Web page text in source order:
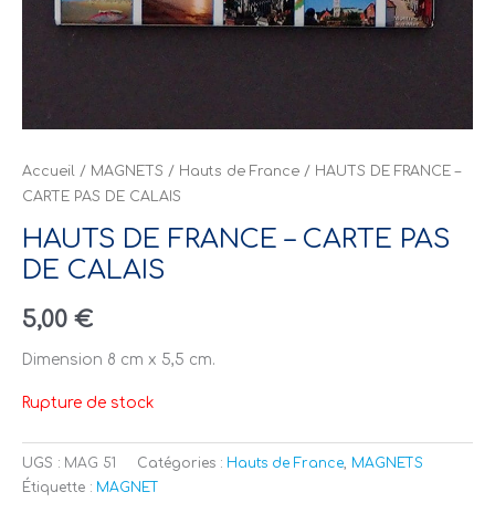
Accueil / MAGNETS / Hauts de France / HAUTS DE FRANCE –
CARTE PAS DE CALAIS
HAUTS DE FRANCE – CARTE PAS
DE CALAIS
5,00 €
Dimension 8 cm x 5,5 cm.
Rupture de stock
UGS : MAG 51 Catégories : Hauts de France MAGNETS
Étiquette : MAGNET